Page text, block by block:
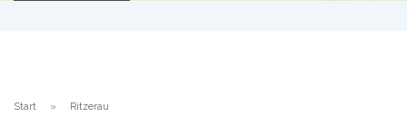
Start Ritzerau